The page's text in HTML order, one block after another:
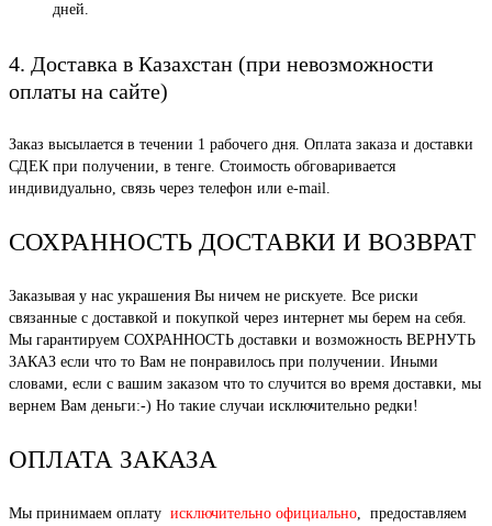
дней.
4. Доставка в Казахстан (при невозможности
оплаты на сайте)
Заказ высылается в течении 1 рабочего дня. Оплата заказа и доставки
СДЕК при получении, в тенге. Стоимость обговаривается
индивидуально, связь через телефон или e-mail.
СОХРАННОСТЬ ДОСТАВКИ И ВОЗВРАТ
Заказывая у нас украшения Вы ничем не рискуете. Все риски
связанные с доставкой и покупкой через интернет мы берем на себя.
Мы гарантируем СОХРАННОСТЬ доставки и возможность ВЕРНУТЬ
ЗАКАЗ если что то Вам не понравилось при получении. Иными
словами, если с вашим заказом что то случится во время доставки, мы
вернем Вам деньги:-) Но такие случаи исключительно редки!
ОПЛАТА ЗАКАЗА
Мы принимаем оплату исключительно официально, предоставляем